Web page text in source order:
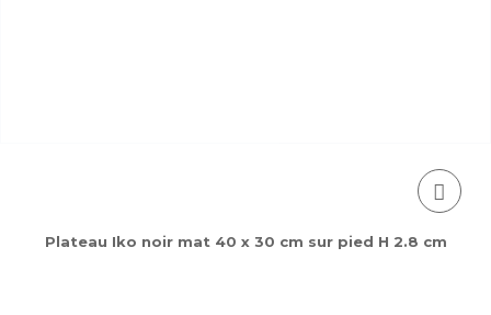
Plateau Iko noir mat 40 x 30 cm sur pied H 2.8 cm